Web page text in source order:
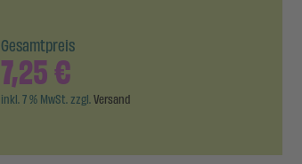
Gesamtpreis
7,25€
inkl. 7 % MwSt. zzgl.Versand